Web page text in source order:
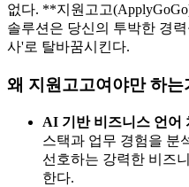
없다. ​**지원고고
솔루션은 당신의 투박한 경
사'로 탈바꿈시킨다.
왜 지원고고여야만 하는
AI 기반 비즈니스 언어
스택과 업무 경험을 분
선호하는 강력한 비즈
한다.